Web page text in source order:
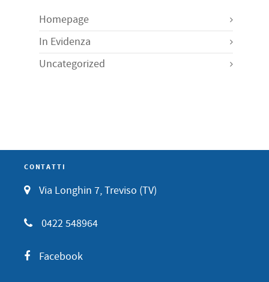
Homepage
In Evidenza
Uncategorized
CONTATTI
Via Longhin 7, Treviso (TV)
0422 548964
Facebook